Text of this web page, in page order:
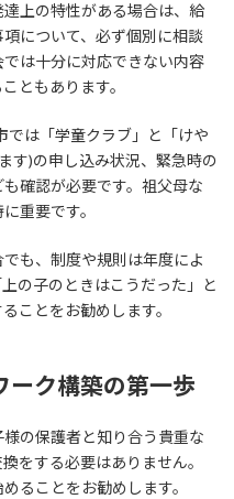
上の特性がある場合は、給
について、必ず個別に相談
は十分に対応できない内容
ともあります。
では「学童クラブ」と「けや
す)の申し込み状況、緊急時の
確認が必要です。祖父母な
重要です。
も、制度や規則は年度によ
の子のときはこうだった」と
ことをお勧めします。
ーク構築の第一歩
の保護者と知り合う貴重な
をする必要はありません。
ることをお勧めします。